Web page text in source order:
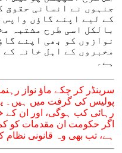
جنہوں نے انسانی حقوق
کے لیے اپنے گاؤں واپس
بالکل اسی طرح مشتبہ
نوازوں کو بھی اپنے
مخبروں کے اہل خانہ
ہے۔
سرینڈر کر چکے ماؤ نواز
پولیس کی گرفت میں ہیں۔
رہائی کب ہوگی، اور ان کے
اگر حکومت ان مقدمات کو
ہے، تب بھی وہ قانونی نظام